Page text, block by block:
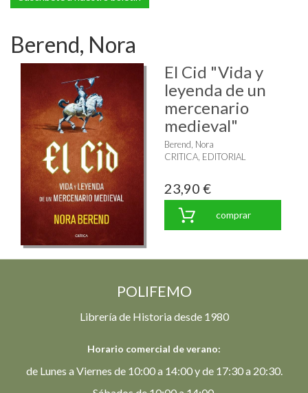
Berend, Nora
El Cid "Vida y
leyenda de un
mercenario
medieval"
Berend, Nora
CRITICA, EDITORIAL
23,90 €
comprar
POLIFEMO
Librería de Historia desde 1980
Horario comercial de verano:
de Lunes a Viernes de 10:00 a 14:00 y de 17:30 a 20:30.